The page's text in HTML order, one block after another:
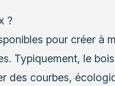
?
pour créer à
Typiquement, le
des courbes,